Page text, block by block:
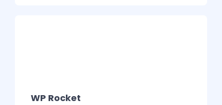
WP Rocket